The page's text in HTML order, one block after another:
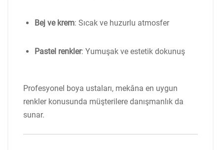
Bej ve krem: Sıcak ve huzurlu atmosfer
Pastel renkler: Yumuşak ve estetik dokunuş
Profesyonel boya ustaları, mekâna en uygun
renkler konusunda müşterilere danışmanlık da
sunar.